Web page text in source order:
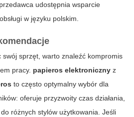
udostępnia wsparcie
w języku polskim.
swój sprzęt, warto znaleźć kompromis
pracy. papieros elektroniczny z
to często optymalny wybór dla
oferuje przyzwoity czas działania,
różnych stylów użytkowania. Jeśli